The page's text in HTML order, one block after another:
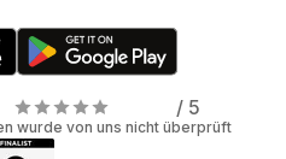
/ 5
wurde von uns nicht überprüft